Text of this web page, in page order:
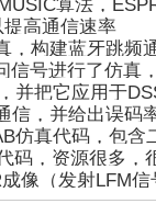
算法，
高通信速率
，构建蓝牙跳频
信号进行了仿真
并把它应用于
信，并给出误码
仿真代码，包含
码，资源很多，
像（发射LFM